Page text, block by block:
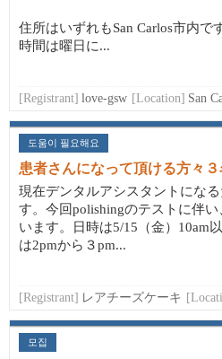
住所はいずれもSan Carlos市内で
時間は曜日に...
[Registrant] love-gsw [Location] San
도움이 필요해요
患者さんになって頂ける方々
現在デンタルアシスタントにな
す。今回polishingのテストに伴
います。日時は5/15（金）10am
は2pmから３pm...
[Registrant] レアチーズケーキ
모집